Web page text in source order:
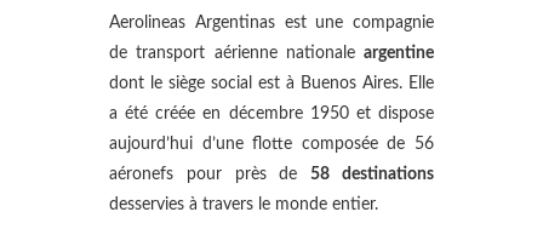
Aerolineas Argentinas est une compagnie
de transport aérienne nationale argentine
dont le siège social est à Buenos Aires. Elle
a été créée en décembre 1950 et dispose
aujourd’hui d’une flotte composée de 56
aéronefs pour près de58 destinations
desservies à travers le monde entier.